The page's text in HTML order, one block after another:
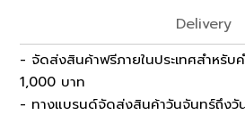
Delivery
- จัดส่งสินค้าฟรีภายในประเทศสำหรับ
1,000 บาท
- ทางแบรนด์จัดส่งสินค้าวันจันทร์ถึงวั